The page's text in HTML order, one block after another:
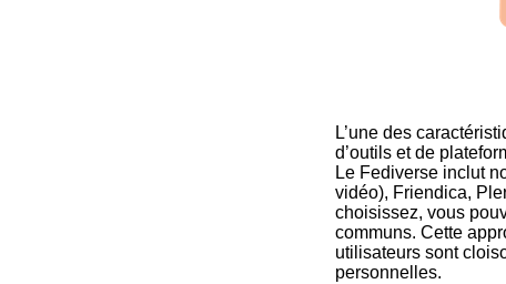
L’une des
d’outils et de
Le Fediverse inclut
vidéo), Friendica,
choisissez, vous
communs. Cette
utilisateurs sont
personnelles.